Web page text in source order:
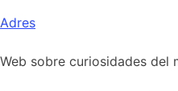
Skip
content
Adres
Web sobre curiosidades del